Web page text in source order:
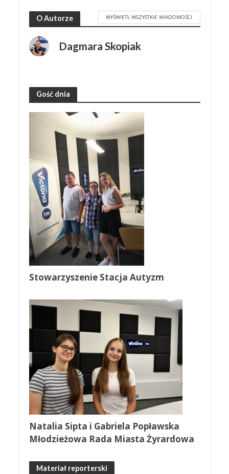
O Autorze WYŚWIETL WSZYSTKIE WIADOMOŚCI
Dagmara Skopiak
Gość dnia
Stowarzyszenie Stacja Autyzm
Natalia Sipta i Gabriela Popławska
Młodzieżowa Rada Miasta Żyrardowa
Materiał reporterski